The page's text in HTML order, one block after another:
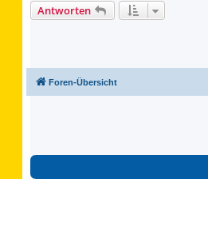
Antworten
Foren-Übersicht